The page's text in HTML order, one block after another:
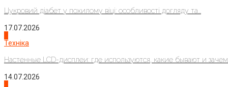
Цукровий діабет у похилому віці: особливості догляду та...
17.07.2026
Техніка
Настенные LCD-дисплеи: где используются, какие бывают и
14.07.2026